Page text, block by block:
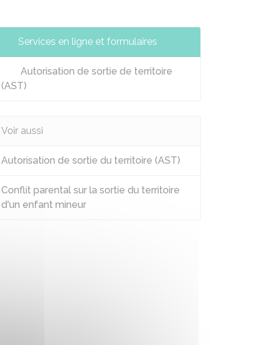
Services en ligne et formulaires
Autorisation de sortie de territoire
(AST)
Voir aussi
Autorisation de sortie du territoire (AST)
Conflit parental sur la sortie du territoire
d'un enfant mineur